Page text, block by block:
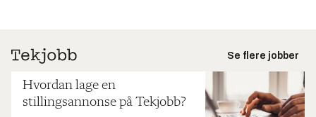
Se flere jobber
Hvordan lage en
stillingsannonse på Tekjobb?